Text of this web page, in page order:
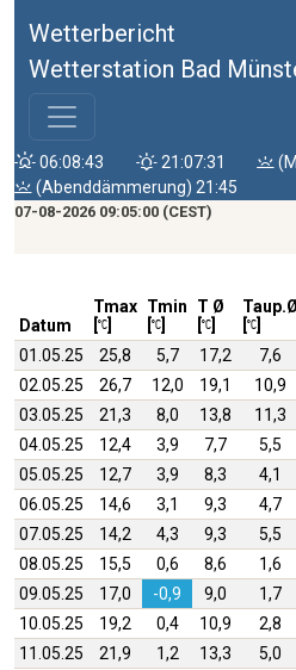
Wetterbericht
Wetterstation Bad
06:08:43 21:07:31
(Abenddämmerung) 21:45
07-08-2026 09:05:00 (CEST)
Datum
Tmax Tmin
T Ø
Taup.Ø
01.05.25 25,8 5,7 17,2 7,6
02.05.25
26,7 12,0 19,1 10,9
03.05.25
21,3 8,0 13,8 11,3
04.05.25
12,4 3,9 7,7 5,5
05.05.25
12,7 3,9 8,3 4,1
06.05.25
14,6 3,1 9,3 4,7
07.05.25
14,2 4,3 9,3 5,5
08.05.25
15,5 0,6 8,6 1,6
09.05.25
17,0 -0,9 9,0 1,7
10.05.25
19,2 0,4 10,9 2,8
11.05.25
21,9 1,2 13,3 5,0